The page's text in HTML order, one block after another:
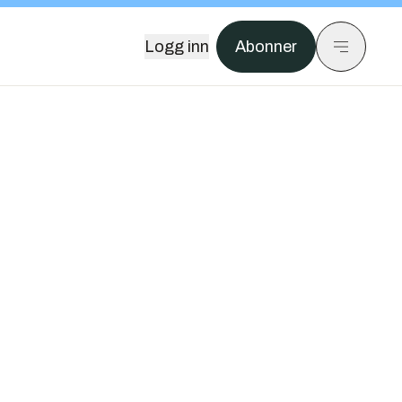
Logg inn Abonner